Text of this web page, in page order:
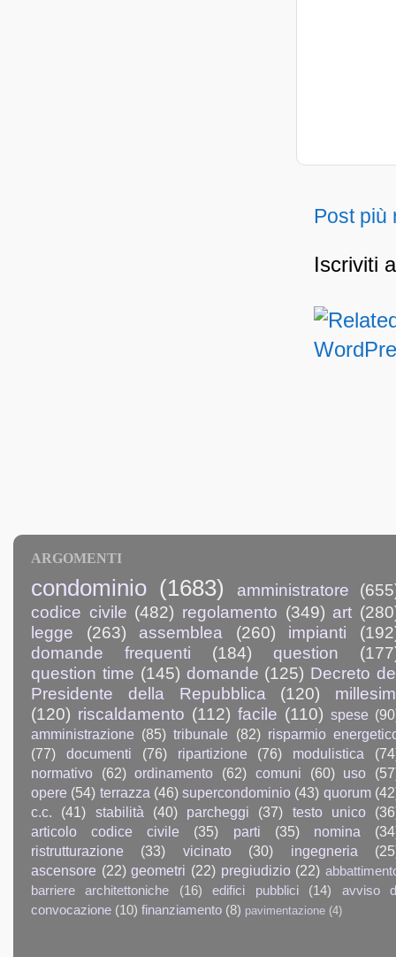
Post più
Iscriviti
ARGOMENTI
condominio (1683) amministratore
codice civile (482) regolamento (349) art
legge
(263) assemblea (260) impianti
domande frequenti
(184) question
question time (145) domande (125) Decreto
Presidente della Repubblica
(120)
(120) riscaldamento (112) facile (110) spese
amministrazione (85) tribunale (82) risparmio
(77)
documenti (76) ripartizione (76) modulistica
normativo
(62) ordinamento (62) comuni (60) uso
opere (54) terrazza (46) supercondominio (43) quorum
c.c.
(41) stabilità (40) parcheggi (37) testo unico
articolo codice civile
(35) parti (35) nomina
ristrutturazione
(33) vicinato (30) ingegneria
ascensore (22) geometri (22) pregiudizio (22)
barriere architettoniche
(16) edifici pubblici (14)
avviso
convocazione (10) finanziamento (8) pavimentazione (4)